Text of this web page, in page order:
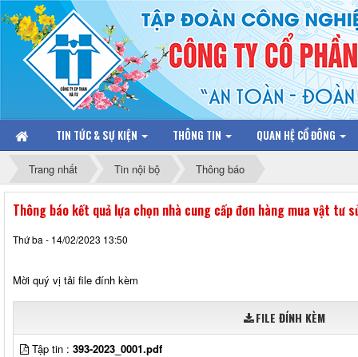
TIN TỨC & SỰ KIỆN THÔNG TIN QUAN HỆ CỔ ĐÔNG
Trang nhất Tin nội bộ Thông báo
Thông báo kết quả lựa chọn nhà cung cấp đơn hàng mua vật tư
Thứ ba - 14/02/2023 13:50
Mời quý vị tải file đính kèm
FILE ĐÍNH KÈM
Tập tin : 393-2023_0001.pdf